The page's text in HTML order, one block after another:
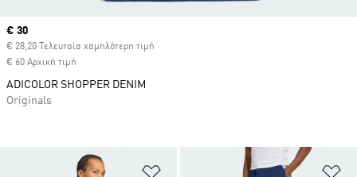
Προσθήκη στη Λίστα Επιθυμιών
Current price
€ 30
€ 28,20 Τελευταία χαμηλότερη τιμή
€ 60 Αρχική τιμή
ADICOLOR SHOPPER DENIM
Originals